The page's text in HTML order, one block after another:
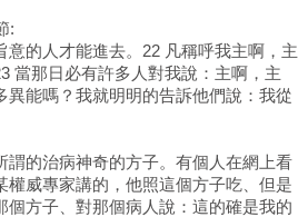
:
的人才能進去。22 凡稱呼我主啊，主
當那日必有許多人對我說：主啊，主
能嗎？我就明明的告訴他們說：我從
的治病神奇的方子。有個人在網上看
威專家講的，他照這個方子吃、但是
方子、對那個病人說：這的確是我的